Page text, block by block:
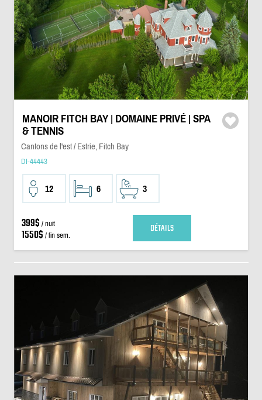
MANOIR FITCH BAY | DOMAINE PRIVÉ | SPA
& TENNIS
Cantons de l'est / Estrie, Fitch Bay
DI-44443
12 6 3
399$ / nuit
1550$ / fin sem. DÉTAILS